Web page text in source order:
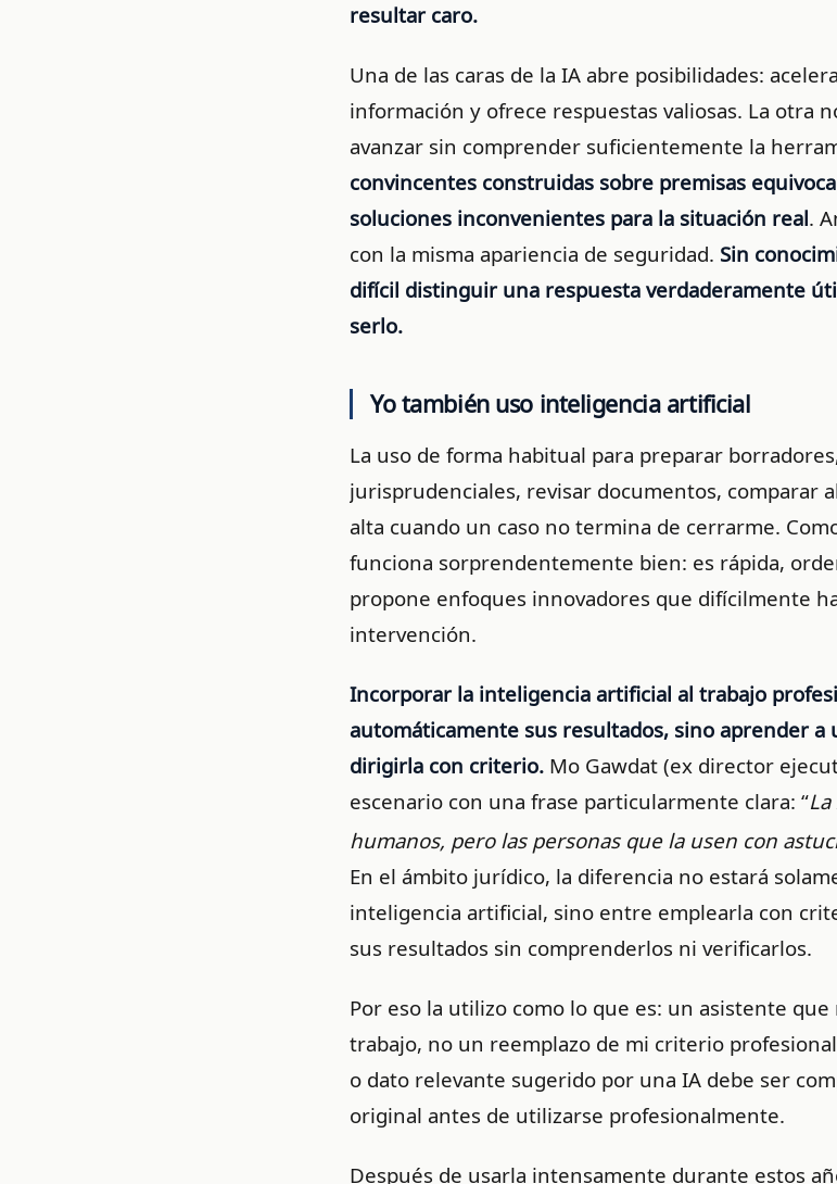
resultar caro.
Una de las caras de la IA abre posibilidades:
información y ofrece respuestas valiosas. La otra
avanzar sin comprender suficientemente la
convincentes construidas sobre premisas
soluciones inconvenientes para la situación real.
con la misma apariencia de seguridad. Sin
difícil distinguir una respuesta verdaderamente
serlo.
Yo también uso inteligencia artificial
La uso de forma habitual para preparar
jurisprudenciales, revisar documentos, comparar
alta cuando un caso no termina de cerrarme.
funciona sorprendentemente bien: es rápida,
propone enfoques innovadores que difícilmente
intervención.
Incorporar la inteligencia artificial al trabajo
automáticamente sus resultados, sino aprender a
dirigirla con criterio. Mo Gawdat (ex director
escenario con una frase particularmente clara: “
humanos, pero las personas que la usen con
En el ámbito jurídico, la diferencia no estará
inteligencia artificial, sino entre emplearla con
sus resultados sin comprenderlos ni verificarlos.
Por eso la utilizo como lo que es: un asistente
trabajo, no un reemplazo de mi criterio
o dato relevante sugerido por una IA debe ser
original antes de utilizarse profesionalmente.
Después de usarla intensamente durante estos